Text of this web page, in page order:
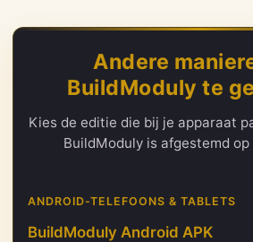
Andere
BuildModuly te
Kies de editie die bij je apparaat
BuildModuly is afgestemd
ANDROID-TELEFOONS & TABLETS
BuildModuly Android APK